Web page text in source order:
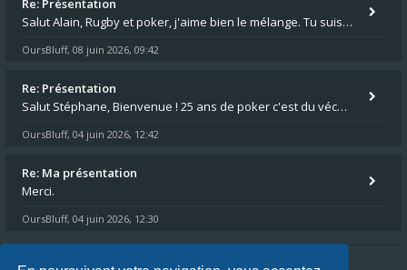
Re: Présentation
Salut Alain, Rugby et poker, j'aime bien le mélange. Tu suis le rugby du coin ? Moi j'essaie d'aller voir des matchs de
OursBluff, 08 juin 2026, 09:42
Re: Présentation
Salut Stéphane, Bienvenue ! 25 ans de poker c'est du vécu quand même. Moi je suis relativementnouveau (2018) mais j'ai a
OursBluff, 04 juin 2026, 12:42
Re: Ma présentation
Merci.
OursBluff, 04 juin 2026, 12:30